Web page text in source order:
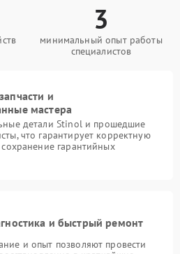
3
минимальный опыт работы
специалистов
и
мастера
детали Stinol и прошедшие
что гарантирует корректную
гарантийных
и быстрый ремонт
и опыт позволяют провести